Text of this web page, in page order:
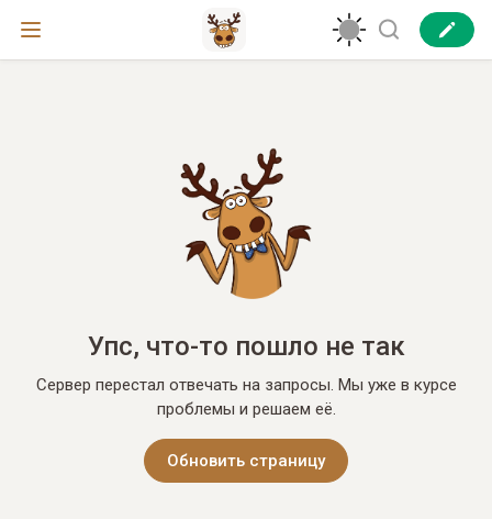
Упс, что-то пошло не так
Сервер перестал отвечать на запросы. Мы уже в курсе
проблемы и решаем её.
Обновить страницу